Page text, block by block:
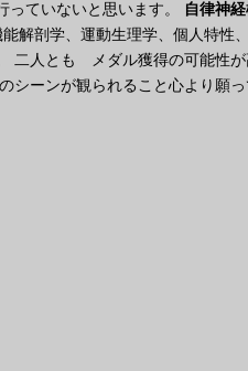
っていないと思います。
自律神
解剖学、運動生理学、個人特性
人とも メダル獲得の可能性が
ーンが観られること心より願っ